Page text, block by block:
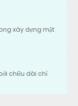
xây dựng mật
chiều dài chỉ